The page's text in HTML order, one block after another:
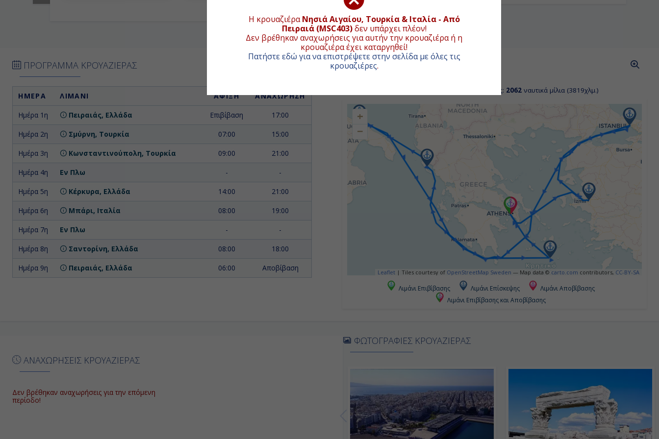
Η κρουαζιέραΝησιά Αιγαίου, Τουρκία & Ιταλία - Από
Πειραιά (MSC403)δεν υπάρχει πλέον!
Δεν βρέθηκαν αναχωρήσεις για αυτήν την κρουαζιέρα ή η
κρουαζιέρα έχει καταργηθεί!
Πατήστε εδώ για να επιστρέψετε στην σελίδα με όλες τις
κρουαζιέρες.
ΠΡΟΓΡΑΜΜΑ ΚΡΟΥΑΖΙΕΡΑΣ
ΗΜΕΡΑ ΛΙΜΑΝΙ ΑΦΙΞΗ ΑΝΑΧΩΡΗΣΗ
Ημέρα 1η Πειραιάς, Ελλάδα Επιβίβαση 17:00
Ημέρα 2η Σμύρνη, Τουρκία 07:00 15:00
Ημέρα 3η Κωνσταντινούπολη, Τουρκία 09:00 21:00
Ημέρα 4η Εν Πλω - -
Ημέρα 5η Κέρκυρα, Ελλάδα 14:00 21:00
Ημέρα 6η Μπάρι, Ιταλία 08:00 19:00
Ημέρα 7η Εν Πλω - -
Ημέρα 8η Σαντορίνη, Ελλάδα 08:00 18:00
Ημέρα 9η Πειραιάς, Ελλάδα 06:00 Αποβίβαση
ΧΑΡΤΗΣ ΚΡΟΥΑΖΙΕΡΑΣ
Συνολική απόσταση κρουαζιέρας: 2062 ναυτικά μίλια (3819χλμ.)
+
−
Leaflet | Tiles courtesy of OpenStreetMap Sweden — Map data © carto.com contributors, CC-BY-SA
Λιμάνι Επιβίβασης Λιμάνι Επίσκεψης
Λιμάνι Αποβίβασης
Λιμάνι Επιβίβασης και Αποβίβασης
ΑΝΑΧΩΡΗΣΕΙΣ ΚΡΟΥΑΖΙΕΡΑΣ
Δεν βρέθηκαν αναχωρήσεις για την επόμενη
περίοδο!
ΦΩΤΟΓΡΑΦΙΕΣ ΚΡΟΥΑΖΙΕΡΑΣ